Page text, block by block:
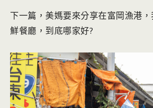
下一篇，美媽要來分享在富岡漁港
鮮餐廳，到底哪家好?